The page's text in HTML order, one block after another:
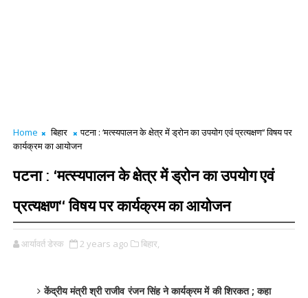
Home बिहार
पटना : ‘मत्स्यपालन के क्षेत्र में ड्रोन का उपयोग एवं प्रत्यक्षण‘‘ विषय पर
कार्यक्रम का आयोजन
पटना : ‘मत्स्यपालन के क्षेत्र में ड्रोन का उपयोग एवं
प्रत्यक्षण‘‘ विषय पर कार्यक्रम का आयोजन
आर्यावर्त डेस्क 2 years ago बिहार,
केंद्रीय मंत्री श्री राजीव रंजन सिंह ने कार्यक्रम में की शिरकत ; कहा